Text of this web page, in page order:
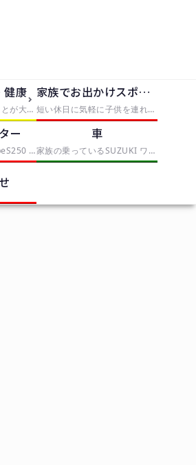
健康
自作や観察、調べることが大好きな僕は大人になっても自由研究がしたい。折角なので、子供の自由研究に使えそうな手軽なものから、大人が喜びそうな自由研究まで、実践と挑戦を交えてレポートしていきます。本気で子供が自由研究に困ったら、タグから「子供向け」を選んでみてください。
家族でお出かけスポット
短い休日に気軽に子供を連れていける場所や、手軽に行けて満足度の高いスポットとか
ー
SUZUKI SkywaveTypeS250 スカイウェイブ CJ-43Aを中心に記事を書いていきます。
車
家族の乗っているSUZUKI ワゴンRスティングレー MH22Sを中心に記事を書いていきます。